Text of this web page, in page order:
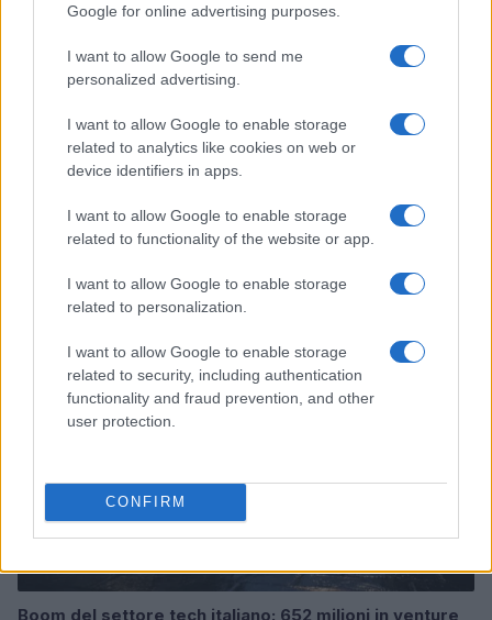
Google for online advertising purposes.
I want to allow Google to send me
personalized advertising.
I want to allow Google to enable storage
related to analytics like cookies on web or
device identifiers in apps.
I want to allow Google to enable storage
related to functionality of the website or app.
I want to allow Google to enable storage
related to personalization.
I want to allow Google to enable storage
related to security, including authentication
functionality and fraud prevention, and other
user protection.
CONFIRM
Pieve Comics 2026: tutto ciò che devi sapere
sull’evento nerd di Perugia
NERD NEWS
Boom del settore tech italiano: 652 milioni in venture